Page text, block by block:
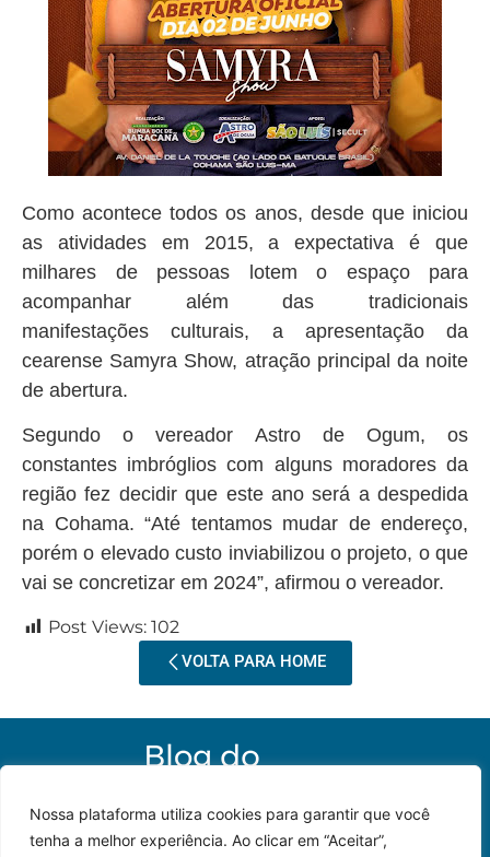
Nossa plataforma utiliza cookies para garantir que você
tenha a melhor experiência. Ao clicar em “Aceitar”,
Como acontece todos os anos, desde que iniciou
as atividades em 2015, a expectativa é que
milhares de pessoas lotem o espaço para
acompanhar além das tradicionais
manifestações culturais, a apresentação da
cearense Samyra Show, atração principal da noite
de abertura.
Segundo o vereador Astro de Ogum, os
constantes imbróglios com alguns moradores da
região fez decidir que este ano será a despedida
na Cohama. “Até tentamos mudar de endereço,
porém o elevado custo inviabilizou o projeto, o que
vai se concretizar em 2024”, afirmou o vereador.
Post Views: 102
VOLTA PARA HOME